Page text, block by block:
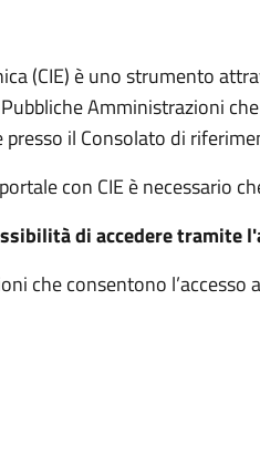
(CIE) è uno strumento
Amministrazioni
il Consolato di
con CIE è necessario
di accedere tramite
che consentono